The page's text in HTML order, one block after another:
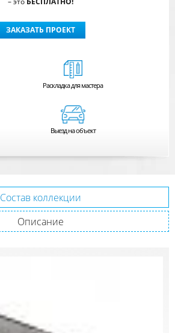
ЗАКАЗАТЬ ПРОЕКТ
Раскладка для мастера
Выезд на объект
Состав коллекции
Описание